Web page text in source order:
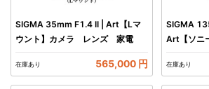
SIGMA 35mm F1.4 II | Art【Lマ
ウント】カメラ レンズ 家電
在庫あり 565,000 円
SIGMA
Art【ソニ
在庫あり